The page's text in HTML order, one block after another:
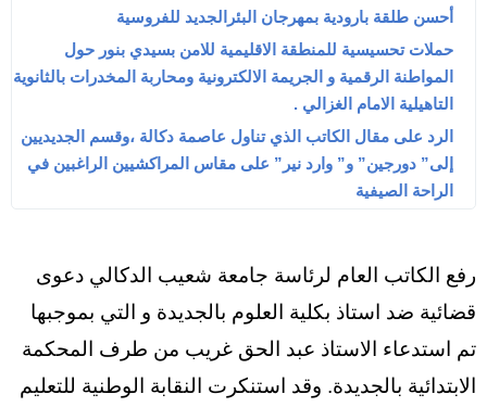
أحسن طلقة بارودية بمهرجان البئرالجديد للفروسية‎
حملات تحسيسية للمنطقة الاقليمية للامن بسيدي بنور حول
المواطنة الرقمية و الجريمة الالكترونية ومحاربة المخدرات بالثانوية
التاهيلية الامام الغزالي .
الرد على مقال الكاتب الذي تناول عاصمة دكالة ،وقسم الجديديين
إلى” دورجين” و” وارد نير” على مقاس المراكشيين الراغبين في
الراحة الصيفية
رفع الكاتب العام لرئاسة جامعة شعيب الدكالي دعوى
قضائية ضد استاذ بكلية العلوم بالجديدة و التي بموجبها
تم استدعاء الاستاذ عبد الحق غريب من طرف المحكمة
الابتدائية بالجديدة. وقد استنكرت النقابة الوطنية للتعليم